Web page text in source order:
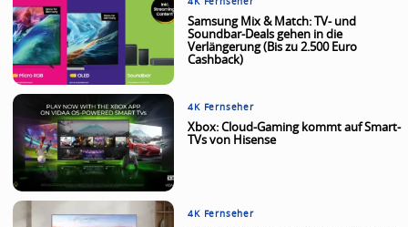
4K Fernseher
Samsung Mix & Match: TV- und
Soundbar-Deals gehen in die
Verlängerung (Bis zu 2.500 Euro
Cashback)
4K Fernseher
Xbox: Cloud-Gaming kommt auf Smart-
TVs von Hisense
4K Fernseher